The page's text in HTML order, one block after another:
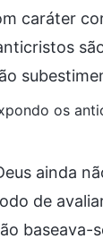
caráter
os
ainda
de
baseava-